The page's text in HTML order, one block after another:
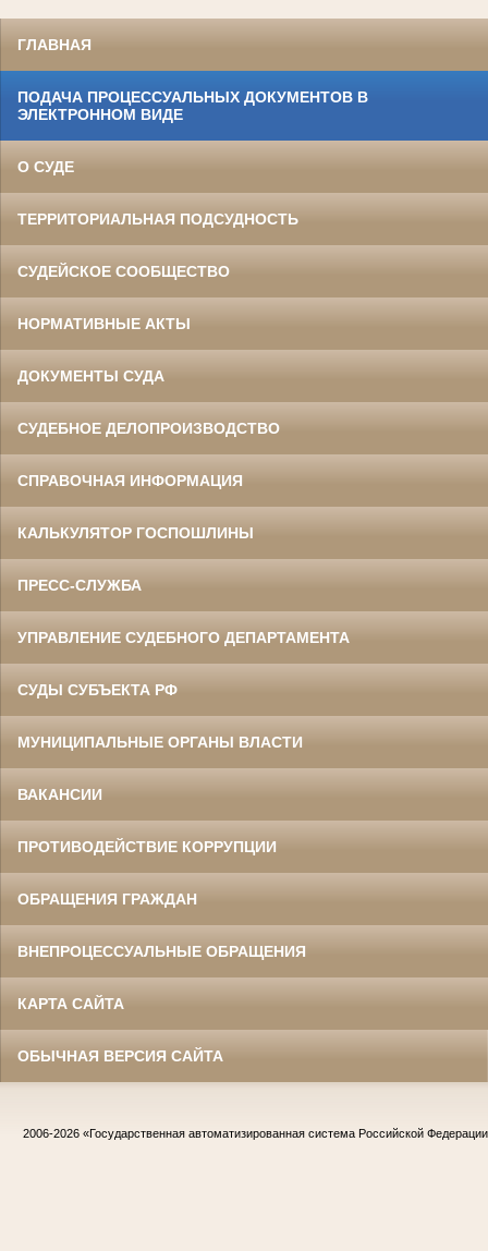
ГЛАВНАЯ
ПОДАЧА ПРОЦЕССУАЛЬНЫХ ДОКУМЕНТОВ В
ЭЛЕКТРОННОМ ВИДЕ
О СУДЕ
ТЕРРИТОРИАЛЬНАЯ ПОДСУДНОСТЬ
СУДЕЙСКОЕ СООБЩЕСТВО
НОРМАТИВНЫЕ АКТЫ
ДОКУМЕНТЫ СУДА
СУДЕБНОЕ ДЕЛОПРОИЗВОДСТВО
СПРАВОЧНАЯ ИНФОРМАЦИЯ
КАЛЬКУЛЯТОР ГОСПОШЛИНЫ
ПРЕСС-СЛУЖБА
УПРАВЛЕНИЕ СУДЕБНОГО ДЕПАРТАМЕНТА
СУДЫ СУБЪЕКТА РФ
МУНИЦИПАЛЬНЫЕ ОРГАНЫ ВЛАСТИ
ВАКАНСИИ
ПРОТИВОДЕЙСТВИЕ КОРРУПЦИИ
ОБРАЩЕНИЯ ГРАЖДАН
ВНЕПРОЦЕССУАЛЬНЫЕ ОБРАЩЕНИЯ
КАРТА САЙТА
ОБЫЧНАЯ ВЕРСИЯ САЙТА
2006-2026 «Государственная автоматизированная система Российской